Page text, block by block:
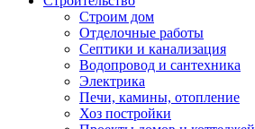
Строим дом
Отделочные работы
Септики и канализация
Водопровод и сантехника
Электрика
Печи, камины, отопление
Хоз постройки